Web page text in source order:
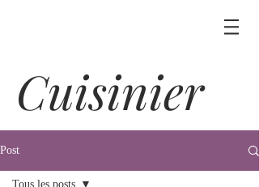
Cuisinier
Post
Tous les posts